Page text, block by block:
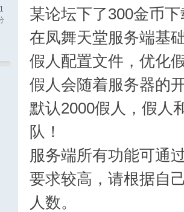
某论坛下了300金币
在凤舞天堂服务端基
假人配置文件，优化
假人会随着服务器的
默认2000假人，假人
队！
服务端所有功能可通
要求较高，请根据自
人数。